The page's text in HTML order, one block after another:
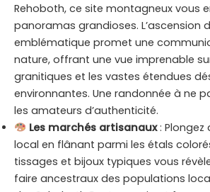
Rehoboth, ce site montagneux vous
panoramas grandioses. L’ascension
emblématique promet une
nature, offrant une vue imprenable
granitiques et les vastes étendues
environnantes. Une randonnée à ne
les amateurs d’authenticité.
Les marchés artisanaux: Plongez
local en flânant parmi les étals
tissages et bijoux typiques vous
faire ancestraux des populations